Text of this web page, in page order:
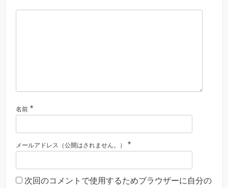
名前 *
メールアドレス（公開はされません。） *
次回のコメントで使用するためブラウザーに自分の